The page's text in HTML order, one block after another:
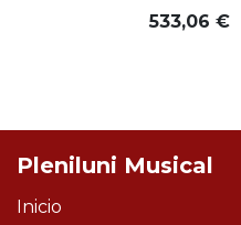
533,06 €
Pleniluni Musical
Inicio